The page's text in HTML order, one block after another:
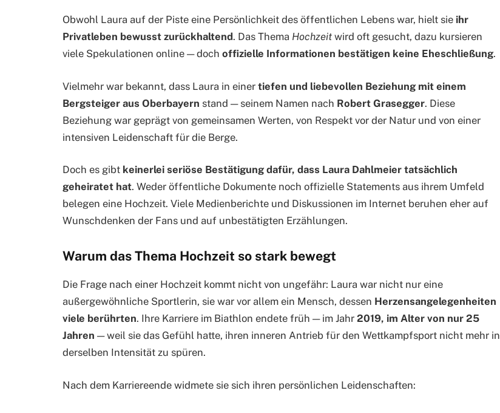
Obwohl Laura auf der Piste eine Persönlichkeit des öffentlichen Lebens war, hielt sie ihr
Privatleben bewusst zurückhaltend. Das Thema Hochzeit wird oft gesucht, dazu kursieren
viele Spekulationen online — doch offizielle Informationen bestätigen keine Eheschließung.
Vielmehr war bekannt, dass Laura in einer tiefen und liebevollen Beziehung mit einem
Bergsteiger aus Oberbayern stand — seinem Namen nach Robert Grasegger. Diese
Beziehung war geprägt von gemeinsamen Werten, von Respekt vor der Natur und von einer
intensiven Leidenschaft für die Berge.
Doch es gibt keinerlei seriöse Bestätigung dafür, dass Laura Dahlmeier tatsächlich
geheiratet hat. Weder öffentliche Dokumente noch offizielle Statements aus ihrem Umfeld
belegen eine Hochzeit. Viele Medienberichte und Diskussionen im Internet beruhen eher auf
Wunschdenken der Fans und auf unbestätigten Erzählungen.
Warum das Thema Hochzeit so stark bewegt
Die Frage nach einer Hochzeit kommt nicht von ungefähr: Laura war nicht nur eine
außergewöhnliche Sportlerin, sie war vor allem ein Mensch, dessen Herzensangelegenheiten
viele berührten. Ihre Karriere im Biathlon endete früh — im Jahr 2019, im Alter von nur 25
Jahren — weil sie das Gefühl hatte, ihren inneren Antrieb für den Wettkampfsport nicht mehr in
derselben Intensität zu spüren.
Nach dem Karriereende widmete sie sich ihren persönlichen Leidenschaften: